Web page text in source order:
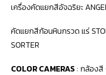
เครื่องคัดแยกสีอัจฉริยะ
คัดแยกสีก้อนหินกรวด แร่
SORTER
COLOR CAMERAS: กล้อง